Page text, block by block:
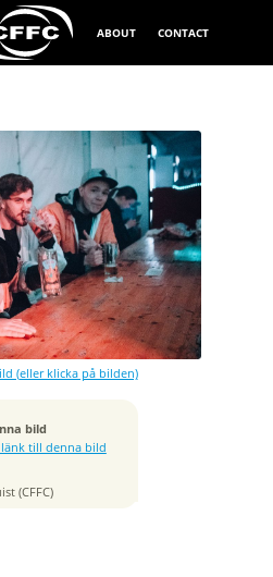
ABOUT CONTACT
(eller klicka på bilden)
bild
till denna bild
(CFFC)
5D Mark IV